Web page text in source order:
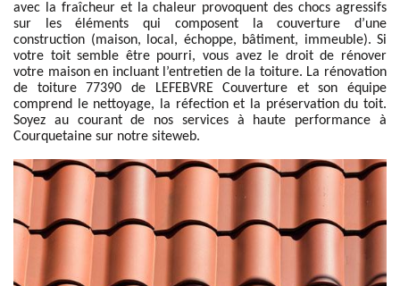
avec la fraîcheur et la chaleur provoquent des chocs agressifs
sur les éléments qui composent la couverture d’une
construction (maison, local, échoppe, bâtiment, immeuble). Si
votre toit semble être pourri, vous avez le droit de rénover
votre maison en incluant l’entretien de la toiture. La rénovation
de toiture 77390 de LEFEBVRE Couverture et son équipe
comprend le nettoyage, la réfection et la préservation du toit.
Soyez au courant de nos services à haute performance à
Courquetaine sur notre siteweb.